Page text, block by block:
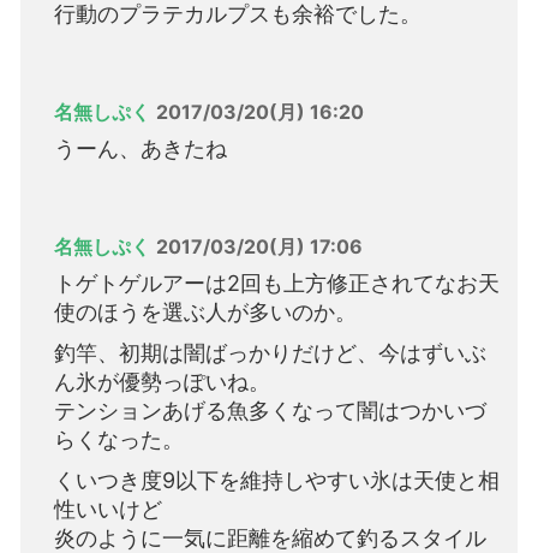
行動のプラテカルプスも余裕でした。
名無しぷく 2017/03/20(月) 16:20
うーん、あきたね
名無しぷく 2017/03/20(月) 17:06
トゲトゲルアーは2回も上方修正されてなお天
使のほうを選ぶ人が多いのか。
釣竿、初期は闇ばっかりだけど、今はずいぶ
ん氷が優勢っぽいね。
テンションあげる魚多くなって闇はつかいづ
らくなった。
くいつき度9以下を維持しやすい氷は天使と相
性いいけど
炎のように一気に距離を縮めて釣るスタイル